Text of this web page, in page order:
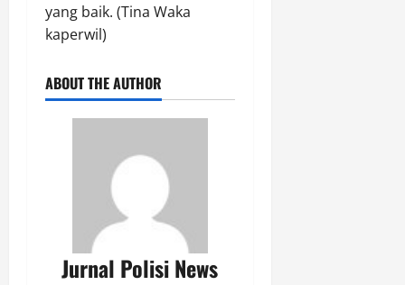
yang baik. (Tina Waka
kaperwil)
ABOUT THE AUTHOR
Jurnal Polisi News